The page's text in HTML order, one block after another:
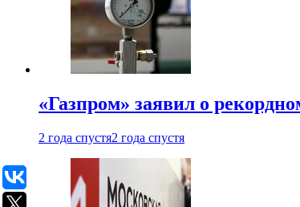
«Газпром» заявил о
2 года спустя2 года спустя